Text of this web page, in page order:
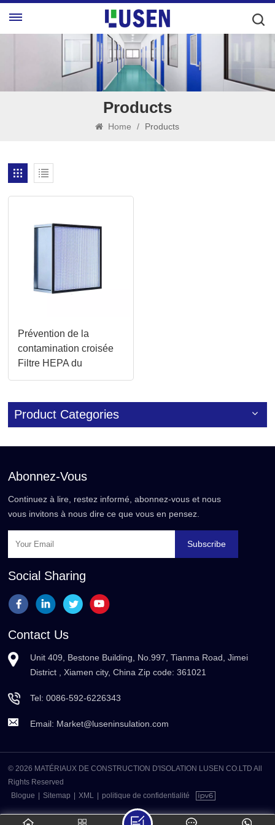
Products
Home / Products
Prévention de la
contamination croisée
Filtre HEPA du
séparateur d'efficacité
hôpitaux
Product Categories
Abonnez-Vous
Continuez à lire, restez informé, abonnez-vous et nous
vous invitons à nous dire ce que vous en pensez.
Subscribe
Social Sharing
Contact Us
Unit 409, Bestone Building, No.997, Tianma Road, Jimei
District , Xiamen city, China Zip code: 361021
Tel:0086-592-6226343
Email: Market@luseninsulation.com
© 2026 MATÉRIAUX DE CONSTRUCTION D'ISOLATION LUSEN CO.LTD All
Rights Reserved
Blogue
Sitemap XML politique de confidentialité